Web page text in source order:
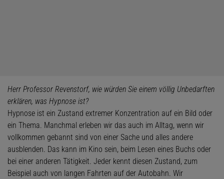
Herr Professor Revenstorf, wie würden Sie einem völlig Unbedarften
erklären, was Hypnose ist?
Hypnose ist ein Zustand extremer Konzentration auf ein Bild oder
ein Thema. Manchmal erleben wir das auch im Alltag, wenn wir
vollkommen gebannt sind von einer Sache und alles andere
ausblenden. Das kann im Kino sein, beim Lesen eines Buchs oder
bei einer anderen Tätigkeit. Jeder kennt diesen Zustand, zum
Beispiel auch von langen Fahrten auf der Autobahn. Wir